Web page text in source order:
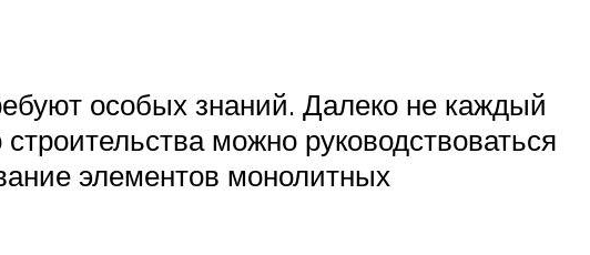
особых знаний. Далеко не каждый
можно руководствоваться
элементов монолитных